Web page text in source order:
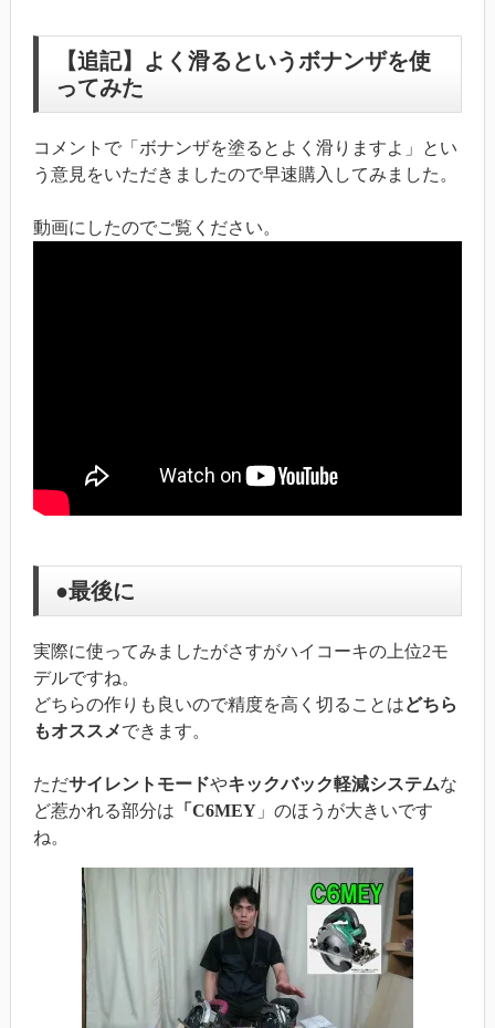
【追記】よく滑るというボナンザを使
ってみた
コメントで「ボナンザを塗るとよく滑りますよ」とい
う意見をいただきましたので早速購入してみました。
動画にしたのでご覧ください。
●最後に
実際に使ってみましたがさすがハイコーキの上位2モ
デルですね。
どちらの作りも良いので精度を高く切ることはどちら
もオススメできます。
ただサイレントモードやキックバック軽減システムな
ど惹かれる部分は 「C6MEY」のほうが大きいです
ね。